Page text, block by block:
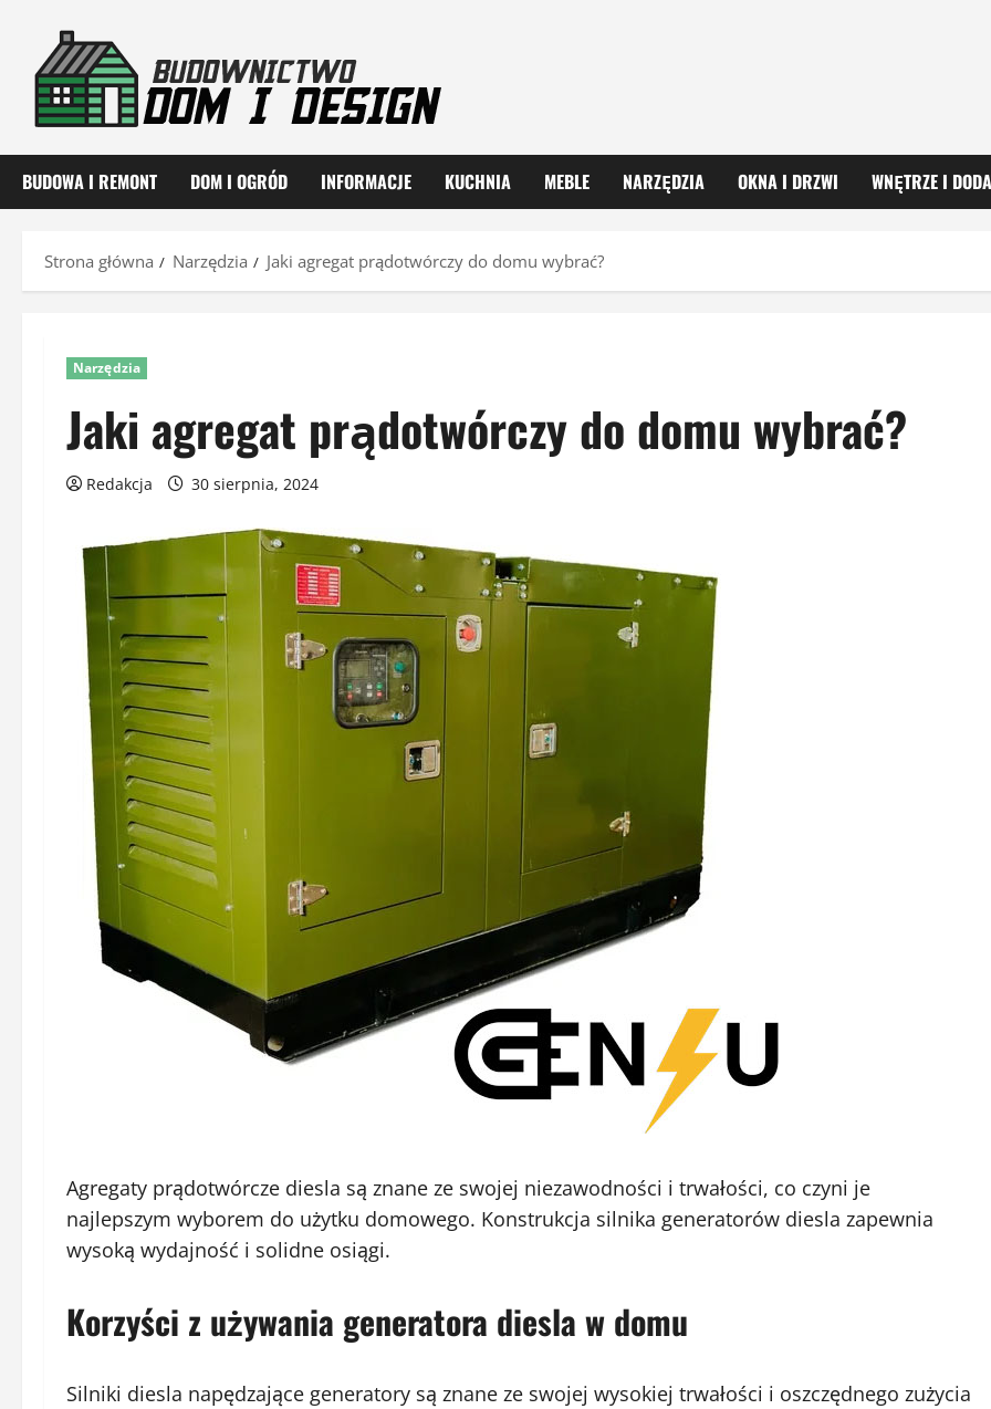
treści
BUDOWA I REMONT DOM I OGRÓD INFORMACJE KUCHNIA MEBLE NARZĘDZIA OKNA I DRZWI WNĘTRZE I
Strona główna Narzędzia Jaki agregat prądotwórczy do domu wybrać?
Narzędzia
Jaki agregat prądotwórczy do domu wybrać?
Redakcja 30 sierpnia, 2024
Agregaty prądotwórcze diesla są znane ze swojej niezawodności i trwałości, co czyni je
najlepszym wyborem do użytku domowego. Konstrukcja silnika generatorów diesla zapewnia
wysoką wydajność i solidne osiągi.
Korzyści z używania generatora diesla w domu
Silniki diesla napędzające generatory są znane ze swojej wysokiej trwałości i oszczędnego zużycia